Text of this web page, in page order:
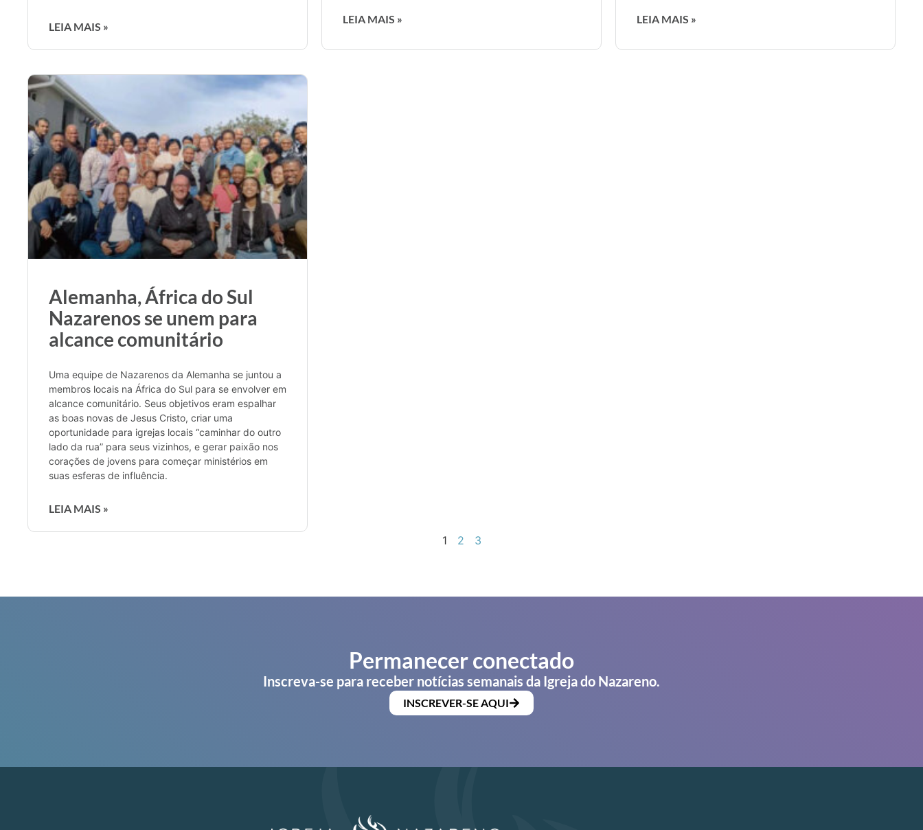
LEIA MAIS »
LEIA MAIS » LEIA MAIS »
Alemanha, África do Sul
Nazarenos se unem para
alcance comunitário
Uma equipe de Nazarenos da Alemanha se juntou a
membros locais na África do Sul para se envolver em
alcance comunitário. Seus objetivos eram espalhar
as boas novas de Jesus Cristo, criar uma
oportunidade para igrejas locais “caminhar do outro
lado da rua” para seus vizinhos, e gerar paixão nos
corações de jovens para começar ministérios em
suas esferas de influência.
LEIA MAIS »
1 2 3
Permanecer conectado
Inscreva-se para receber notícias semanais da Igreja do Nazareno.
INSCREVER-SE AQUI